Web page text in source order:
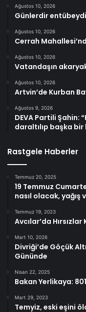
Ağustos 10, 2026
Günlerdir
Ağustos 10, 2026
Cerrah
Ağustos 10, 2026
Vatandaşın
Ağustos 10, 2026
Artvin’de Kurban
Ağustos 9, 2026
DEVA Partili Şahin:
daraltılıp başka
Rastgele Haberler
Temmuz 20, 2025
19 Temmuz
nasıl olacak, yağış
Temmuz 19, 2023
Avcılar’da
Mart 10, 2026
Divriği’de Göçük
Gününde
Nisan 22, 2025
Bakan Yerlikaya:
Mart 29, 2023
Temyiz, eski eşini